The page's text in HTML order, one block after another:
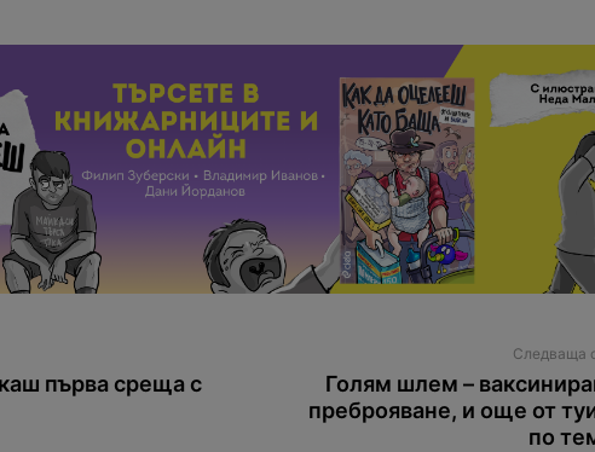
първа среща с
Следваща
Голям шлем –
преброяване, и още от
по